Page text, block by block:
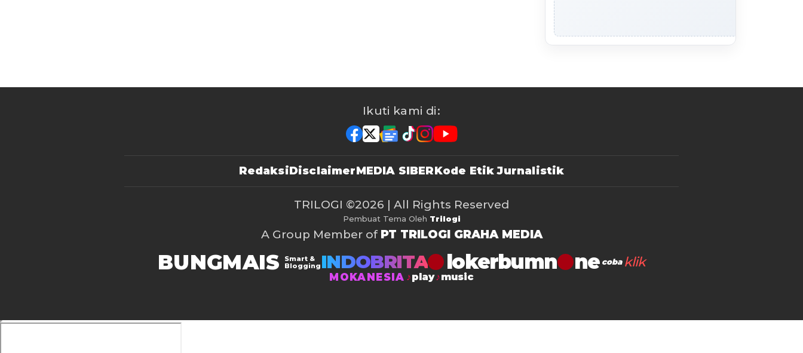
Ikuti kami di:
RedaksiDisclaimerMEDIA SIBERKode Etik Jurnalistik
TRILOGI ©2026 | All Rights Reserved
Pembuat Tema Oleh Trilogi
A Group Member of PT TRILOGI GRAHA MEDIA
BUNGMAIS
Smart &
Blogging INDOBRITA lokerbumn coba klik
MOKANESIA play music